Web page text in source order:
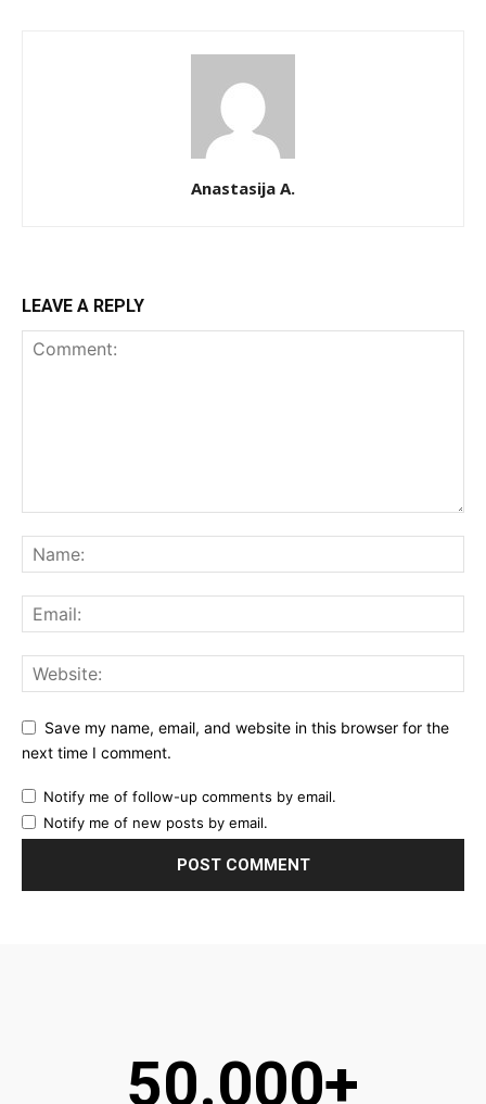
Anastasija A.
LEAVE A REPLY
Save my name, email, and website in this browser for the
next time I comment.
Notify me of follow-up comments by email.
Notify me of new posts by email.
50.000+